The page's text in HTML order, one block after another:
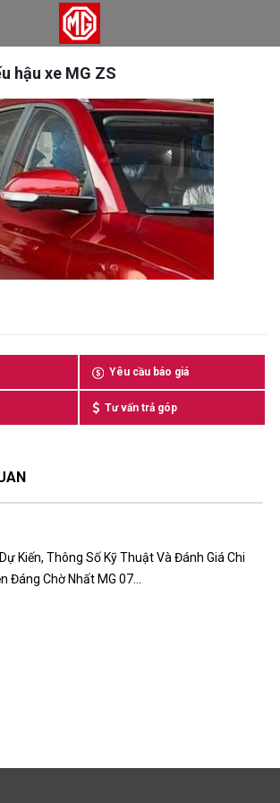
hậu xe MG ZS
Yêu cầu báo giá
Tư vấn trả góp
Kiến, Thông Số Kỹ Thuật Và Đánh Giá Chi
Đáng Chờ Nhất MG 07...